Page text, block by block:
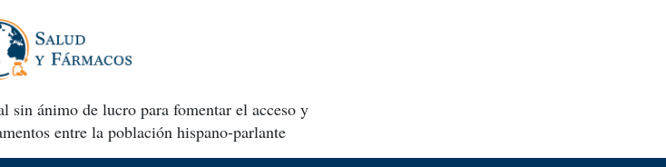
sin ánimo de lucro para fomentar el acceso y
entre la población hispano-parlante